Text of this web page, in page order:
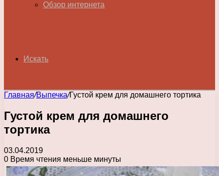
Обзор интернета
Искать
Главная/Выпечка/Густой крем для домашнего тортика
Густой крем для домашнего
тортика
03.04.2019
0 Время чтения меньше минуты